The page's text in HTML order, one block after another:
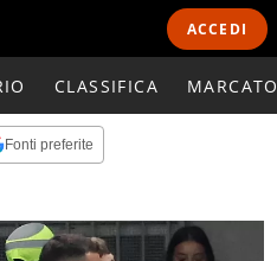
ACCEDI
CLASSIFICA
Fonti preferite